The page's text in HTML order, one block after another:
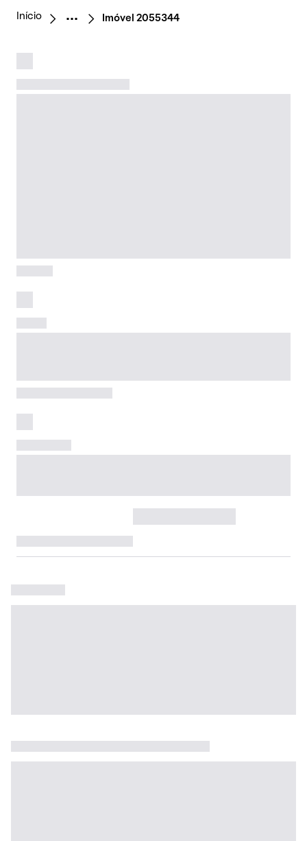
Início Imóvel 2055344